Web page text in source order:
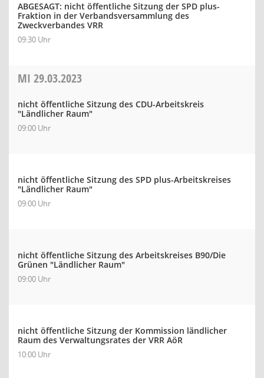
ABGESAGT: nicht öffentliche Sitzung der SPD plus-
Fraktion in der Verbandsversammlung des
Zweckverbandes VRR
09:30 Uhr
MI 29.03.2023
nicht öffentliche Sitzung des CDU-Arbeitskreis
"Ländlicher Raum"
09:00 Uhr
nicht öffentliche Sitzung des SPD plus-Arbeitskreises
"Ländlicher Raum"
09:00 Uhr
nicht öffentliche Sitzung des Arbeitskreises B90/Die
Grünen "Ländlicher Raum"
09:00 Uhr
nicht öffentliche Sitzung der Kommission ländlicher
Raum des Verwaltungsrates der VRR AöR
10:00 Uhr